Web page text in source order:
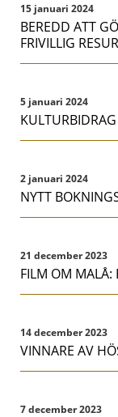
15 januari 2024
BEREDD ATT
FRIVILLIG
5 januari 2024
2 januari 2024
NYTT
21 december 2023
FILM OM MALÅ:
14 december 2023
VINNARE AV
7 december 2023